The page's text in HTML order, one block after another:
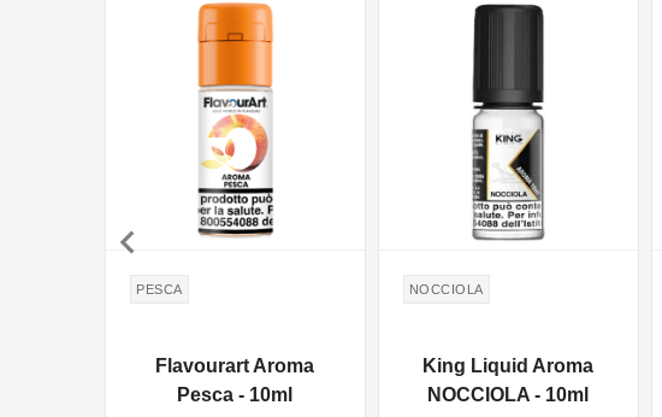
PESCA
Flavourart Aroma
Pesca - 10ml
NOCCIOLA
King Liquid Aroma
NOCCIOLA - 10ml
